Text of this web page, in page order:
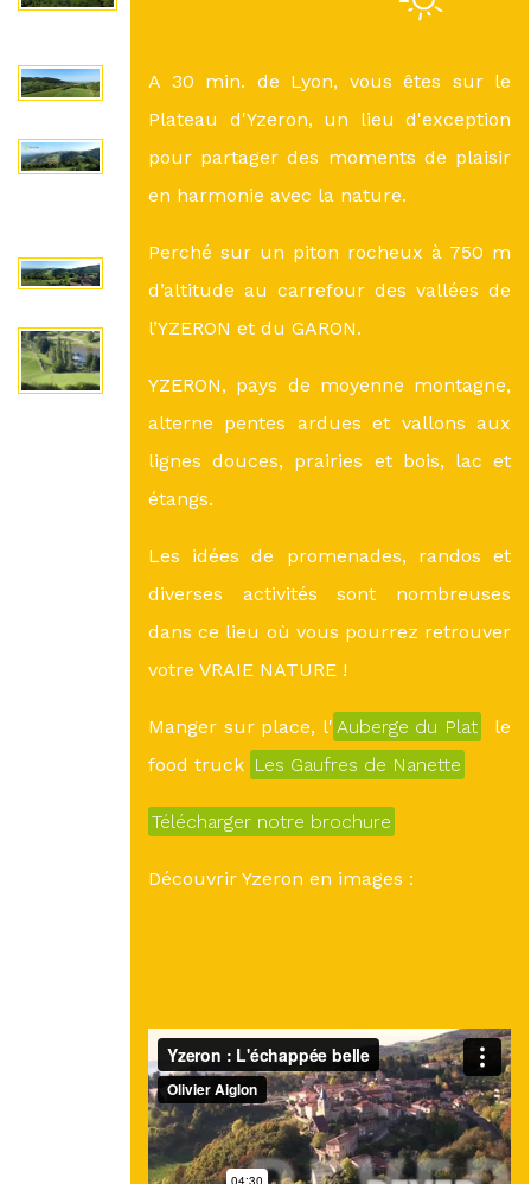
A 30 min. de Lyon, vous êtes sur le
Plateau d'Yzeron, un lieu d'exception
pour partager des moments de plaisir
en harmonie avec la nature.
Perché sur un piton rocheux à 750 m
d’altitude au carrefour des vallées de
l’YZERON et du GARON.
YZERON, pays de moyenne montagne,
alterne pentes ardues et vallons aux
lignes douces, prairies et bois, lac et
étangs.
Les idées de promenades, randos et
diverses activités sont nombreuses
dans ce lieu où vous pourrez retrouver
votre VRAIE NATURE !
Manger sur place, l' Auberge du Plat
le
food truck Les Gaufres de Nanette
Télécharger notre brochure
Découvrir Yzeron en images :